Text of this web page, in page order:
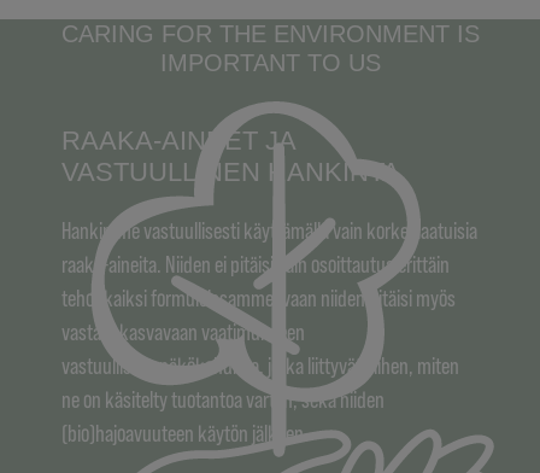
CARING FOR THE ENVIRONMENT IS
IMPORTANT TO US
RAAKA-AINEET JA
VASTUULLINEN HANKINTA
Hankimme vastuullisesti käyttämällä vain korkealaatuisia
raaka-aineita. Niiden ei pitäisi vain osoittautua erittäin
tehokkaiksi formuloissamme, vaan niiden pitäisi myös
vastata kasvavaan vaatimukseen
vastuullisuusnäkökohdista, jotka liittyvät siihen, miten
ne on käsitelty tuotantoa varten, sekä niiden
(bio)hajoavuuteen käytön jälkeen.